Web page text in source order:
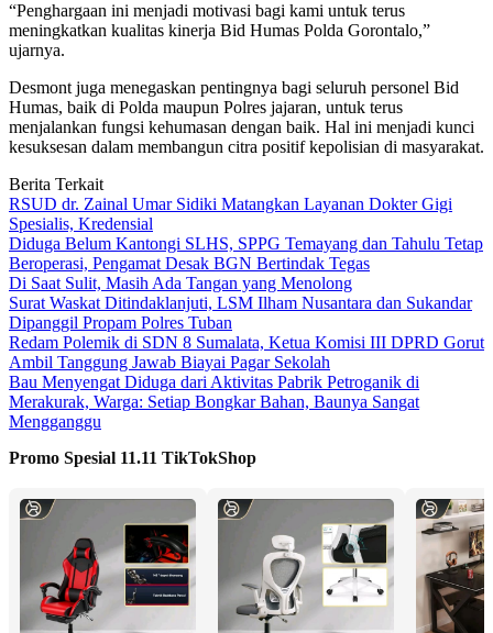
“Penghargaan ini menjadi motivasi bagi kami untuk terus
meningkatkan kualitas kinerja Bid Humas Polda Gorontalo,”
ujarnya.
Desmont juga menegaskan pentingnya bagi seluruh personel Bid
Humas, baik di Polda maupun Polres jajaran, untuk terus
menjalankan fungsi kehumasan dengan baik. Hal ini menjadi kunci
kesuksesan dalam membangun citra positif kepolisian di masyarakat.
Berita Terkait
RSUD dr. Zainal Umar Sidiki Matangkan Layanan Dokter Gigi
Spesialis, Kredensial
Diduga Belum Kantongi SLHS, SPPG Temayang dan Tahulu Tetap
Beroperasi, Pengamat Desak BGN Bertindak Tegas
Di Saat Sulit, Masih Ada Tangan yang Menolong
Surat Waskat Ditindaklanjuti, LSM Ilham Nusantara dan Sukandar
Dipanggil Propam Polres Tuban
Redam Polemik di SDN 8 Sumalata, Ketua Komisi III DPRD Gorut
Ambil Tanggung Jawab Biayai Pagar Sekolah
Bau Menyengat Diduga dari Aktivitas Pabrik Petroganik di
Merakurak, Warga: Setiap Bongkar Bahan, Baunya Sangat
Mengganggu
Promo Spesial 11.11 TikTokShop